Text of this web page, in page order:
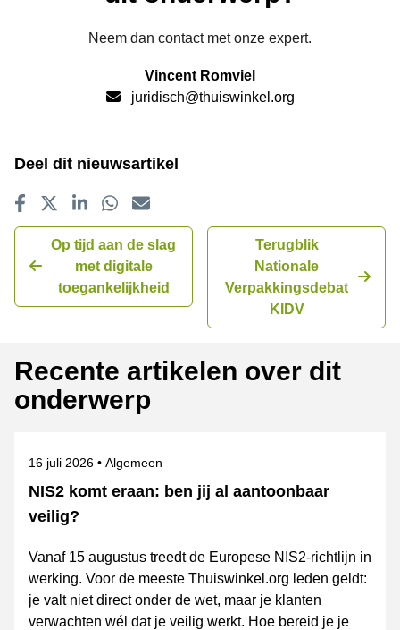
Neem dan contact met onze expert.
Vincent Romviel
juridisch@thuiswinkel.org
Deel dit nieuwsartikel
Delen op Facebook
TweetDelen op LinkedIn
Delen op WhatsApp
E-mailadres
Op tijd aan de slag
met digitale
toegankelijkheid
Terugblik
Nationale
Verpakkingsdebat
KIDV
Recente artikelen over dit
onderwerp
NIS2 komt eraan: ben jij al aantoonbaar
veilig?
Gepubliceerd op
16 juli 2026 Onderwerpen
Algemeen
Vanaf 15 augustus treedt de Europese NIS2-richtlijn in
werking. Voor de meeste Thuiswinkel.org leden geldt:
je valt niet direct onder de wet, maar je klanten
verwachten wél dat je veilig werkt. Hoe bereid je je